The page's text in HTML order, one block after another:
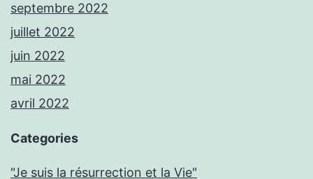
septembre 2022
juillet 2022
juin 2022
mai 2022
avril 2022
Categories
"Je suis la résurrection et la Vie"